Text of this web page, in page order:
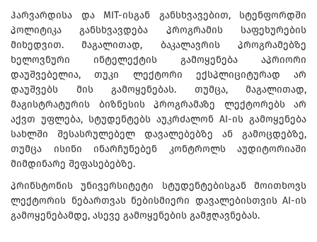
ჰარვარდისა და MIT-ისგან განსხვავებით, სტენფორდში
პოლიტიკა განსხვავდება პროგრამის საფეხურების
მიხედვით. მაგალითად, ბაკალავრის პროგრამებზე
ხელოვნური ინტელექტის გამოყენება აპრიორი
დაუშვებელია, თუკი ლექტორი ექსპლიციტურად არ
დაუშვებს მის გამოყენებას. თუმცა, მაგალითად,
მაგისტრატურის ბიზნესის პროგრამაზე ლექტორებს არ
აქვთ უფლება, სტუდენტებს აუკრძალონ AI-ის გამოყენება
სახლში შესასრულებელ დავალებებზე ან გამოცდებზე,
თუმცა ისინი ინარჩუნებენ კონტროლს აუდიტორიაში
მიმდინარე შეფასებებზე.
პრინსტონის უნივერსიტეტი სტუდენტებისგან მოითხოვს
ლექტორის ნებართვას ნებისმიერი დავალებისთვის AI-ის
გამოყენებამდე, ასევე გამოყენების გამჟღავნებას.